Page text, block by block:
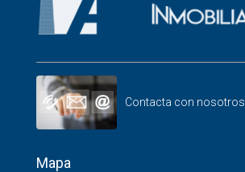
Contacta con nosotros
Mapa